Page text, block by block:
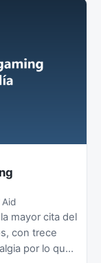
mayor cita del
con trece
por lo que